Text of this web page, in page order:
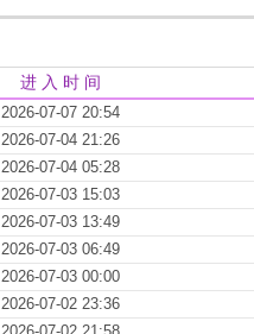
进 入 时 间
2026-07-07 20:54
2026-07-04 21:26
2026-07-04 05:28
2026-07-03 15:03
2026-07-03 13:49
2026-07-03 06:49
2026-07-03 00:00
2026-07-02 23:36